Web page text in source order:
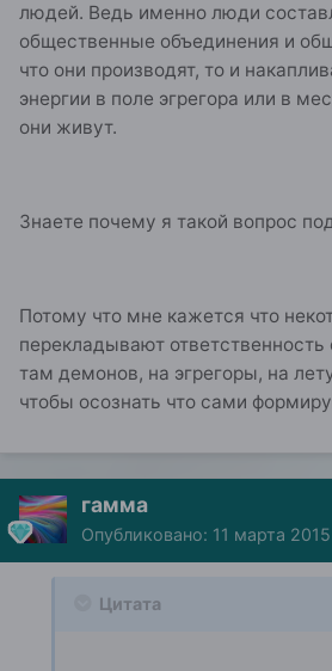
людей. Ведь именно люди
общественные объединения и
что они производят, то и
энергии в поле эгрегора или в
они живут.
Знаете почему я такой вопрос
Потому что мне кажется что
перекладывают ответственность
там демонов, на эгрегоры, на
чтобы осознать что сами
гамма
Опубликовано: 11 марта 2015
Цитата